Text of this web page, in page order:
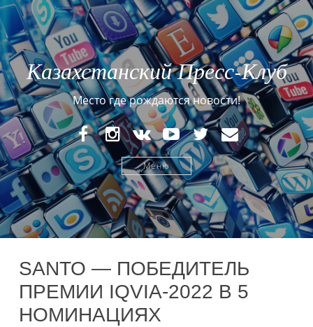
Казахстанский Пресс-Клуб
Место где рождаются новости!
FaceBookInstagram
VK YouTubeTwitterE-
mail
Меню
SANTO — ПОБЕДИТЕЛЬ
ПРЕМИИ IQVIA-2022 В 5
НОМИНАЦИЯХ